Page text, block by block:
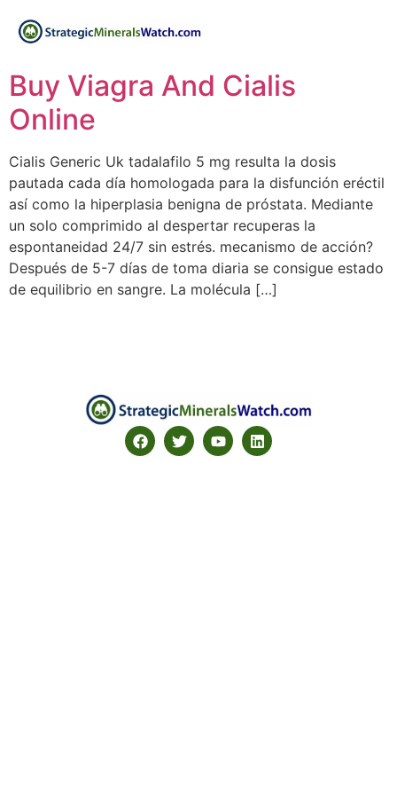
Buy Viagra And Cialis
Online
Cialis Generic Uk tadalafilo 5 mg resulta la dosis
pautada cada día homologada para la disfunción eréctil
así como la hiperplasia benigna de próstata. Mediante
un solo comprimido al despertar recuperas la
espontaneidad 24/7 sin estrés. mecanismo de acción?
Después de 5-7 días de toma diaria se consigue estado
de equilibrio en sangre. La molécula […]